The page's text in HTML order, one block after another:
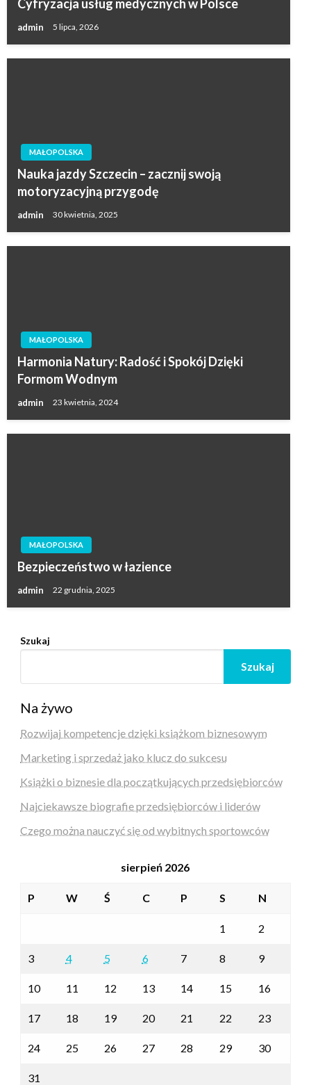
Cyfryzacja usług medycznych w Polsce
admin 5 lipca, 2026
MAŁOPOLSKA
Nauka jazdy Szczecin – zacznij swoją
motoryzacyjną przygodę
admin 30 kwietnia, 2025
MAŁOPOLSKA
Harmonia Natury: Radość i Spokój Dzięki
Formom Wodnym
admin 23 kwietnia, 2024
MAŁOPOLSKA
Bezpieczeństwo w łazience
admin 22 grudnia, 2025
Szukaj
Szukaj
Na żywo
Rozwijaj kompetencje dzięki książkom biznesowym
Marketing i sprzedaż jako klucz do sukcesu
Książki o biznesie dla początkujących przedsiębiorców
Najciekawsze biografie przedsiębiorców i liderów
Czego można nauczyć się od wybitnych sportowców
sierpień 2026
P W Ś C P S N
1 2
3 4 5 6 7 8 9
10 11 12 13 14 15 16
17 18 19 20 21 22 23
24 25 26 27 28 29 30
31